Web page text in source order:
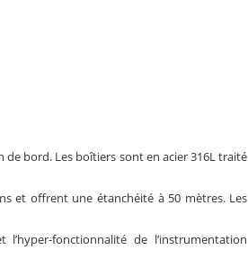
de bord. Les boîtiers sont en acier 316L traité
et offrent une étanchéité à 50 mètres. Les
fonctionnalité de l’instrumentation